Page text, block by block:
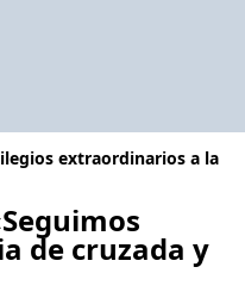
extraordinarios a la
de cruzada y